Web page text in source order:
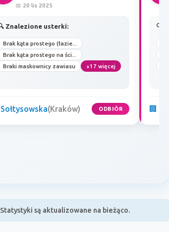
📅 20 lis 2025
Znalezione usterki:
Brak kąta prostego (łazie...
Brak kąta prostego na ści...
Braki maskownicy zawiasu
+17 więcej
Sołtysowska(Kraków) ODBIÓR
🔍
🏢
są aktualizowane na bieżąco.